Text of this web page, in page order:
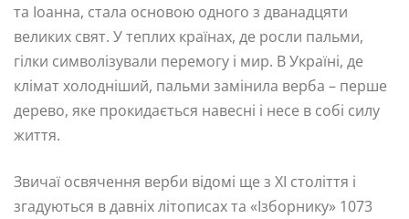
та Іоанна, стала основою одного з дванадцяти
великих свят. У теплих країнах, де росли пальми,
гілки символізували перемогу і мир. В Україні, де
клімат холодніший, пальми замінила верба – перше
дерево, яке прокидається навесні і несе в собі силу
життя.
Звичаї освячення верби відомі ще з XI століття і
згадуються в давніх літописах та «Ізборнику» 1073